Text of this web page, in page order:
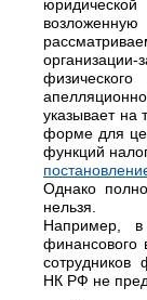
указывает на
форме для
функций
Однако
нельзя.
Например,
финансового
НК РФ не